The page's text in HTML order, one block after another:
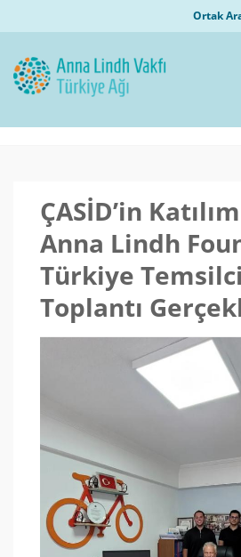
Ortak
ÇASİD’in
Anna Lindh
Türkiye
Toplantı